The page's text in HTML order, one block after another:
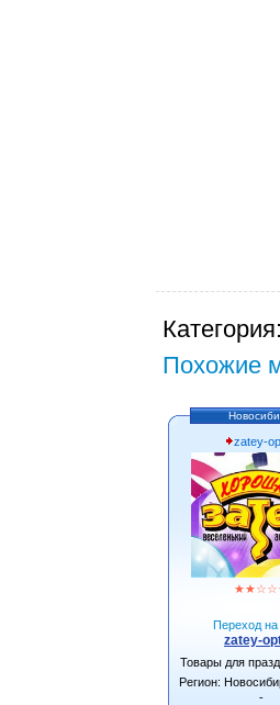
Похожие
zatey-
★★☆☆
Переход на
zatey-
Товары для
Регион:
-